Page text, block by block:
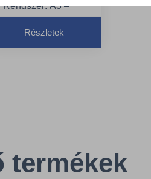
Rendszer: A3 –
Folyamatosan
működő légfrissítő
rendszer
Részletek
termékek